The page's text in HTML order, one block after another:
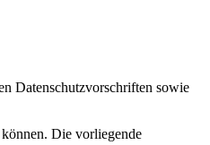
Datenschutzvorschriften sowie
Die vorliegende